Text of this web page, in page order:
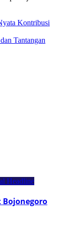
Kontribusi
Tantangan
Headline
Bojonegoro